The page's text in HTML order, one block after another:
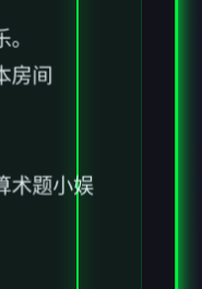
房间
术题小娱